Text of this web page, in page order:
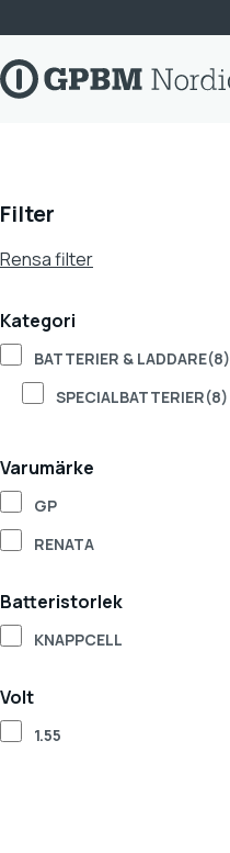
Filter
Rensa filter
Kategori
BATTERIER & LADDARE(8)
SPECIALBATTERIER(8)
Varumärke
GP
RENATA
Batteristorlek
KNAPPCELL
Volt
1.55